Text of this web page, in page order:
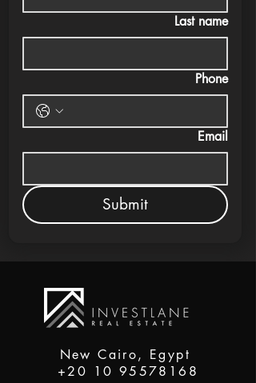
Last name
Phone
Email
Submit
New Cairo, Egypt
+20 10 95578168